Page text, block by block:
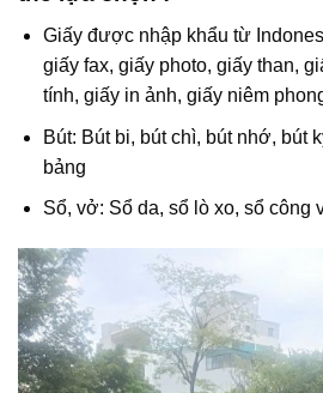
Giấy được nhập khẩu từ
giấy fax, giấy photo, giấy than,
tính, giấy in ảnh, giấy niêm
Bút: Bút bi, bút chì, bút nhớ, bút
bảng
Sổ, vở: Sổ da, sổ lò xo, sổ công